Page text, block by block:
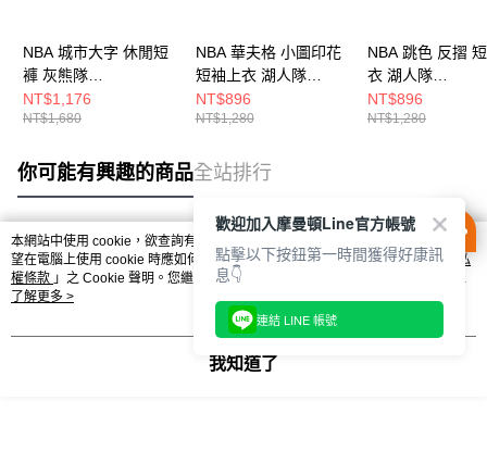
NBA 城市大字 休閒短
褲 灰熊隊
3525150112
NT$1,176
NT$1,680
NBA 華夫格 小圖印花
短袖上衣 湖人隊
3625107231
NT$896
NT$1,280
NBA 跳色 反摺
衣 湖人隊
3525105460
NT$896
NT$1,280
你可能有興趣的商品全站排行
熱門標籤
本網站中使用 cookie，欲查詢有關本網站使用 cookie 方式之詳情，及若您不希
望在電腦上使用 cookie 時應如何變更電腦的 cookie 設定，請參閱本網站「
隱私
權條款 」之 Cookie 聲明。您繼續使用本網站即表示您同意本公司得按本網站使
用條款之 Cookie 聲明使用 cookie。
了解更多 >
我知道了
歡迎加入摩曼頓Line官方帳號
點擊以下按鈕第一時間獲得好康訊
息👇
連結 LINE 帳號